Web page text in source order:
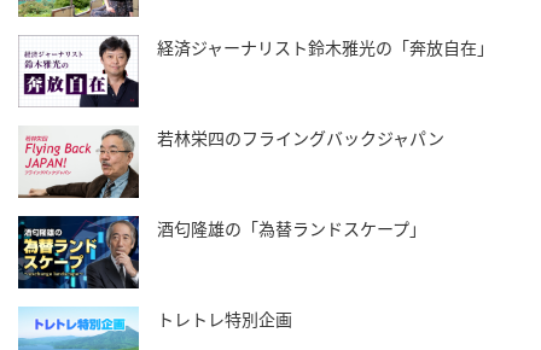
経済ジャーナリスト鈴木雅光の「奔放自在」
若林栄四のフライングバックジャパン
酒匂隆雄の「為替ランドスケープ」
トレトレ特別企画